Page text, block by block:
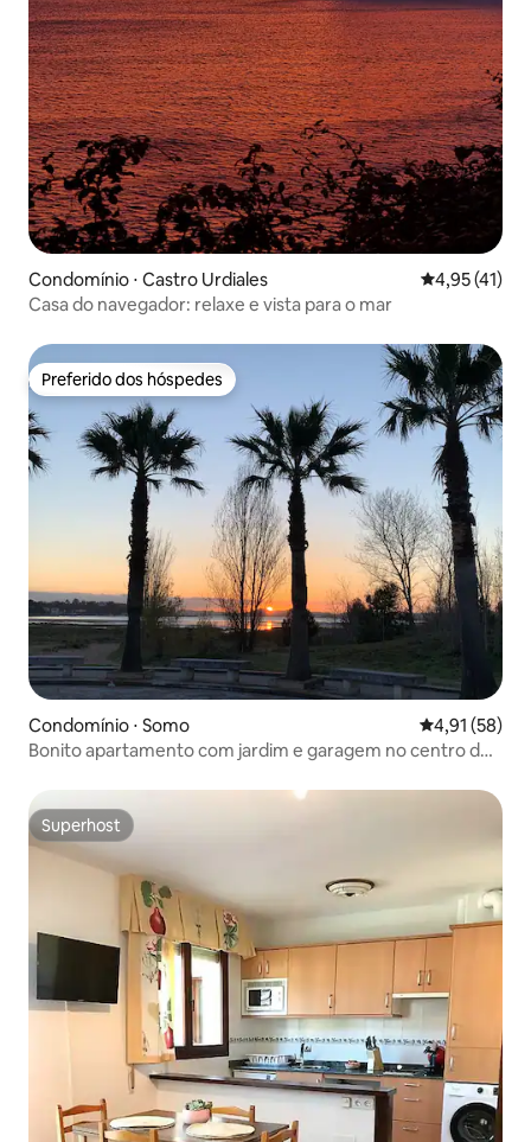
Condomínio ⋅ Castro Urdiales 4,95 de uma
4,95 (41)
Casa do navegador: relaxe e vista para o mar
Preferido dos hóspedes
Preferido dos hóspedes
Condomínio ⋅ Somo 4,91 de uma
4,91 (58)
Bonito apartamento com jardim e garagem no centro de
Superhost
Superhost